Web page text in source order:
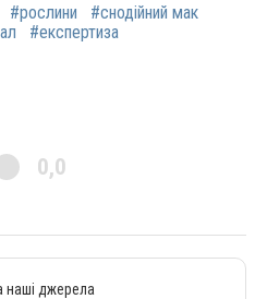
#рослини
#снодійний мак
#експертиза
0,0
наші джерела